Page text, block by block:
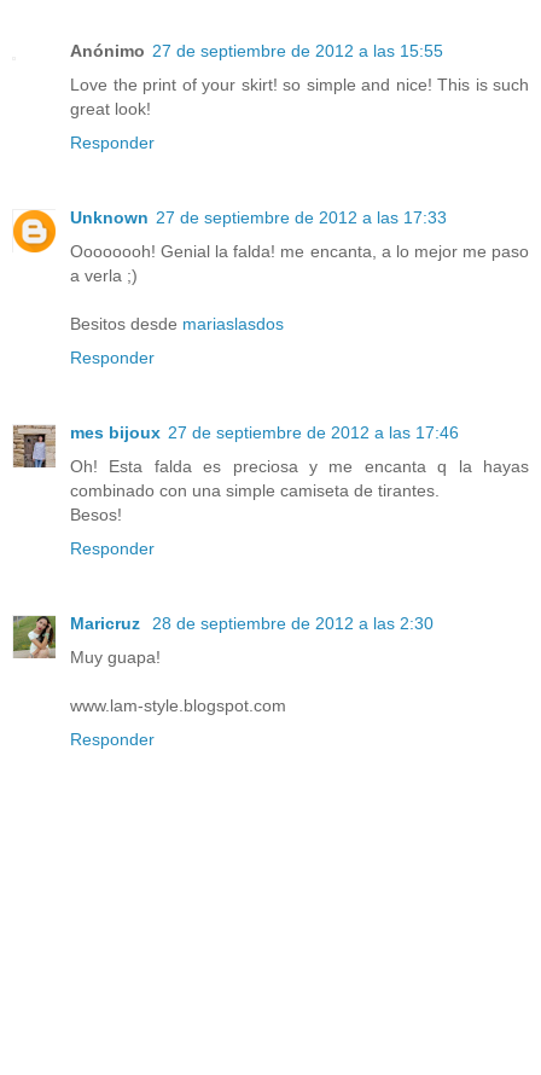
Anónimo 27 de septiembre de 2012 a las 15:55
Love the print of your skirt! so simple and nice! This is such
great look!
Responder
Unknown 27 de septiembre de 2012 a las 17:33
Oooooooh! Genial la falda! me encanta, a lo mejor me paso
a verla ;)
Besitos desde mariaslasdos
Responder
mes bijoux 27 de septiembre de 2012 a las 17:46
Oh! Esta falda es preciosa y me encanta q la hayas
combinado con una simple camiseta de tirantes.
Besos!
Responder
Maricruz
28 de septiembre de 2012 a las 2:30
Muy guapa!
www.lam-style.blogspot.com
Responder